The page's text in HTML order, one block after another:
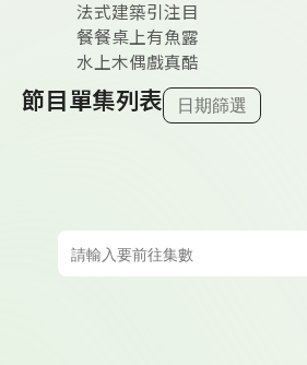
法式建築引注目
餐餐桌上有魚露
水上木偶戲真酷
節目單集列表 日期篩選